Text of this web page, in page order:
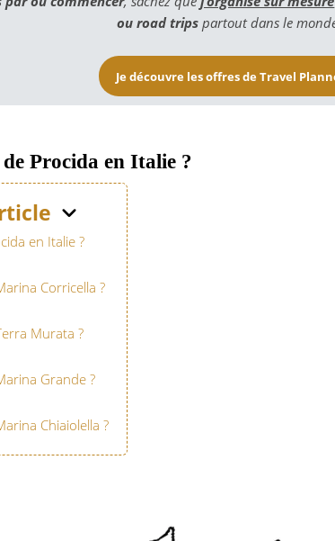
ou road trips partout dans le
Je découvre les offres de Travel
Procida en Italie ?
en Italie ?
Corricella ?
Murata ?
Grande ?
Chiaiolella ?